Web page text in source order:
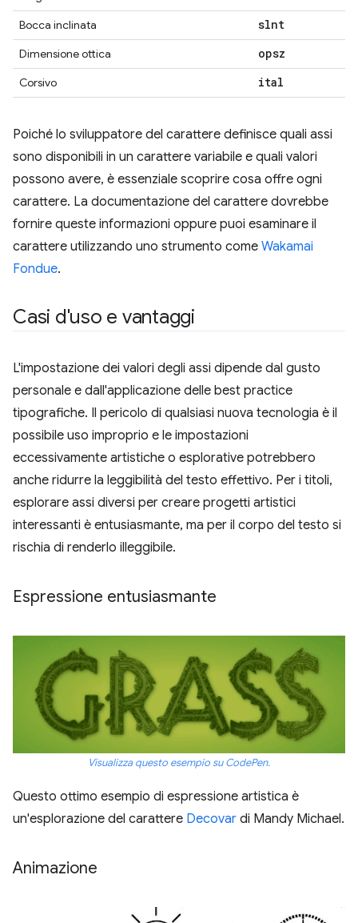
Bocca inclinata slnt
Dimensione ottica opsz
Corsivo ital
Poiché lo sviluppatore del carattere definisce quali assi
sono disponibili in un carattere variabile e quali valori
possono avere, è essenziale scoprire cosa offre ogni
carattere. La documentazione del carattere dovrebbe
fornire queste informazioni oppure puoi esaminare il
carattere utilizzando uno strumento come Wakamai
Fondue.
Casi d'uso e vantaggi
L'impostazione dei valori degli assi dipende dal gusto
personale e dall'applicazione delle best practice
tipografiche. Il pericolo di qualsiasi nuova tecnologia è il
possibile uso improprio e le impostazioni
eccessivamente artistiche o esplorative potrebbero
anche ridurre la leggibilità del testo effettivo. Per i titoli,
esplorare assi diversi per creare progetti artistici
interessanti è entusiasmante, ma per il corpo del testo si
rischia di renderlo illeggibile.
Espressione entusiasmante
Visualizza questo esempio su CodePen.
Questo ottimo esempio di espressione artistica è
un'esplorazione del carattere Decovar di Mandy Michael.
Animazione